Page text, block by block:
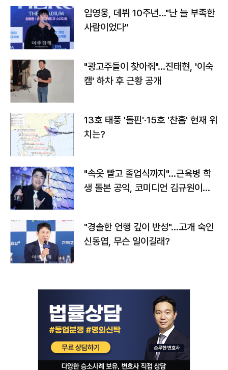
임영웅, 데뷔 10주년…"난 늘 부족한
사람이었다"
"광고주들이 찾아줘"…진태현, '이숙
캠' 하차 후 근황 공개
13호 태풍 '돌핀'·15호 '찬홈' 현재 위
치는?
"속옷 빨고 졸업식까지"…근육병 학
생 돌본 공익, 코미디언 김규원이었
"경솔한 언행 깊이 반성"…고개 숙인
신동엽, 무슨 일이길래?